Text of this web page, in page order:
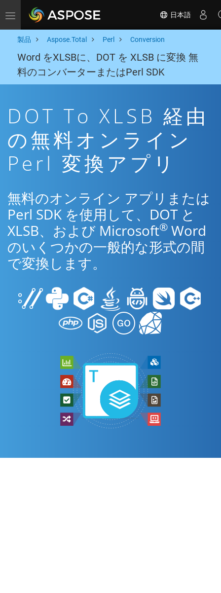
Toggle navigation 日本語
製品 Aspose.Total Perl Conversion
Word をXLSBに、DOT を XLSB に変換 無
料のコンバーターまたはPerl SDK
DOT To XLSB 経由
の無料オンライン
Perl 変換アプリ
無料のオンライン アプリまたは
Perl SDK を使用して、DOT と
XLSB、および Microsoft® Word
のいくつかの一般的な形式の間
で変換します。